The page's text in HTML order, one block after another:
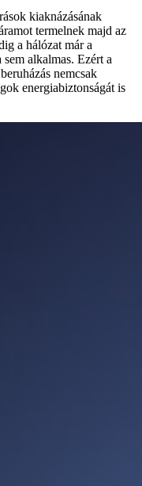
kiaknázásának
termelnek majd az
a hálózat már a
alkalmas. Ezért a
nemcsak
energiabiztonságát is